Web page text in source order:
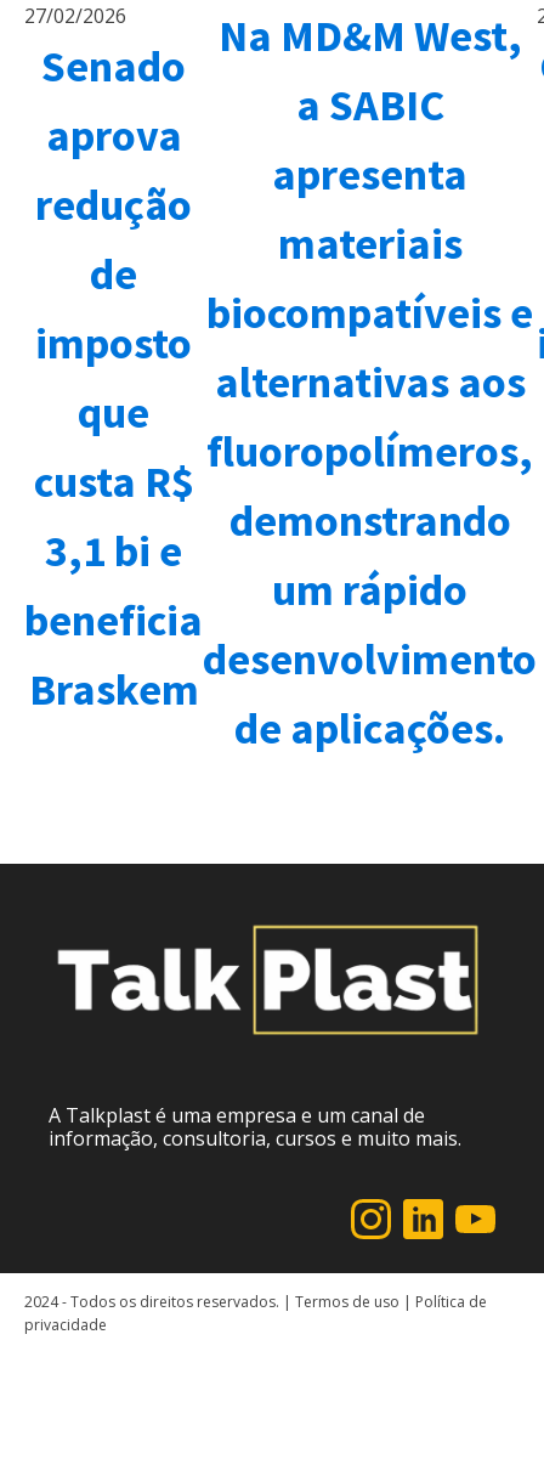
27/02/2026
Senado
aprova
redução
de
imposto
que
custa R$
3,1 bi e
beneficia
Braskem
Na MD&M West,
a SABIC
apresenta
materiais
biocompatíveis e
alternativas aos
fluoropolímeros,
demonstrando
um rápido
desenvolvimento
de aplicações.
A Talkplast é uma empresa e um canal de
informação, consultoria, cursos e muito mais.
2024 - Todos os direitos reservados. | Termos de uso | Política de
privacidade